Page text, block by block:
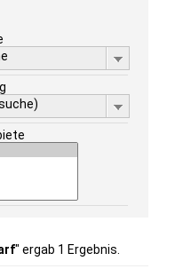
" ergab 1 Ergebnis.